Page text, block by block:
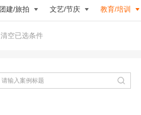
团建/旅拍 文艺/节庆 教育/培训
清空已选条件